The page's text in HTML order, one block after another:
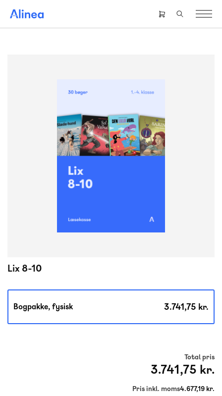
hovedindhold
Header
right
Lix 8-10
Bogpakke, fysisk 3.741,75 kr.
Total pris
3.741,75 kr.
Pris inkl. moms4.677,19 kr.